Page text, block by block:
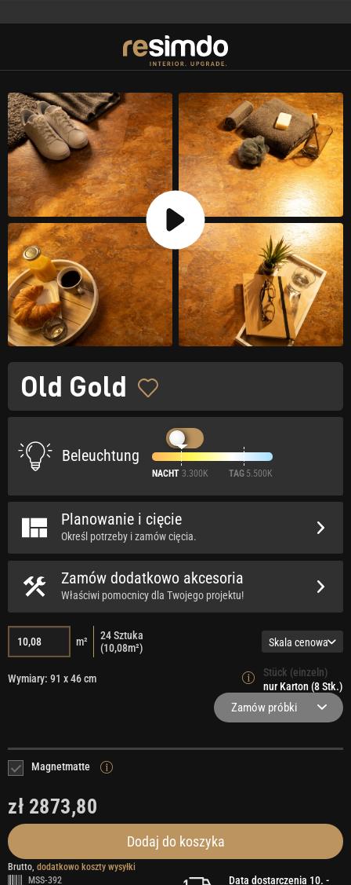
Old Gold
Beleuchtung
NACHT 3.300K TAG 5.500K
Planowanie i cięcie
Określ potrzeby i zamów cięcia.
Zamów dodatkowo akcesoria
Właściwi pomocnicy dla Twojego projektu!
m² 24Sztuka
(10,08m²) Skala cenowa
Wymiary: 91 x 46 cm
Stück (einzeln)
nur Karton (8 Stk.)
Zamów próbki
Magnetmatte
zł 2873,80
Dodaj do koszyka
Brutto, dodatkowo koszty wysyłki
MSS-392
Data dostarczenia 10. -